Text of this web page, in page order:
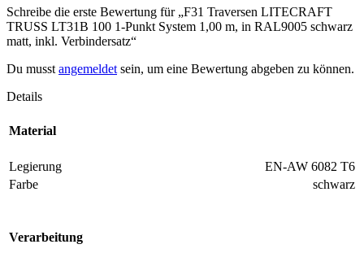
Schreibe die erste Bewertung für „F31 Traversen LITECRAFT
TRUSS LT31B 100 1-Punkt System 1,00 m, in RAL9005 schwarz
matt, inkl. Verbindersatz“
Du musst angemeldet sein, um eine Bewertung abgeben zu können.
Details
Material
Legierung
EN-AW 6082 T6
Farbe
schwarz
Verarbeitung